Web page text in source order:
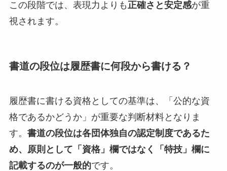
この段階では、表現力よりも正確さと安定感が重
視されます。
書道の段位は履歴書に何段から書ける？
履歴書に書ける資格としての基準は、「公的な資
格であるかどうか」が重要な判断材料となりま
す。 書道の段位は各団体独自の認定制度であるた
め、原則として「資格」欄ではなく「特技」欄に
記載するのが一般的です。